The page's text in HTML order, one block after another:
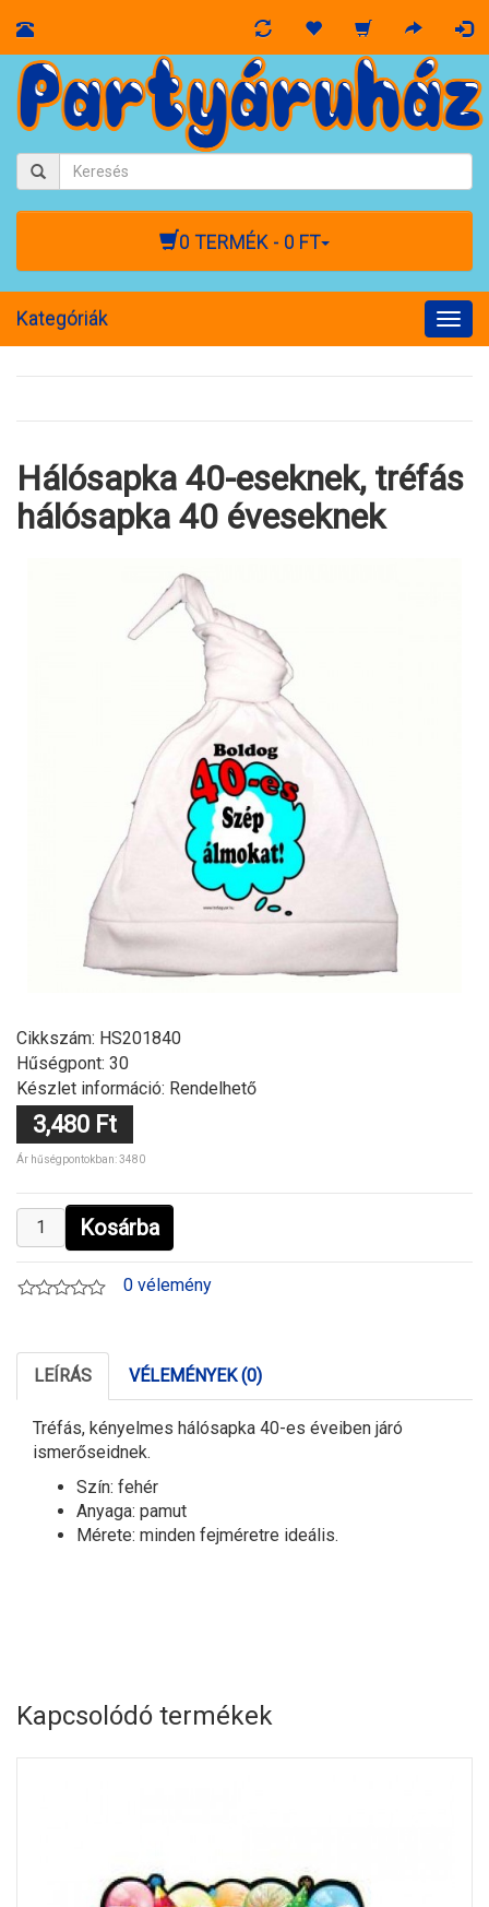
0 TERMÉK - 0 FT
Kategóriák
Hálósapka 40-eseknek, tréfás
hálósapka 40 éveseknek
Cikkszám: HS201840
Hűségpont: 30
Készlet információ: Rendelhető
3,480 Ft
Ár hűségpontokban: 3480
Kosárba
0 vélemény
LEÍRÁS VÉLEMÉNYEK (0)
Tréfás, kényelmes hálósapka 40-es éveiben járó
ismerőseidnek.
Szín: fehér
Anyaga: pamut
Mérete: minden fejméretre ideális.
Kapcsolódó termékek